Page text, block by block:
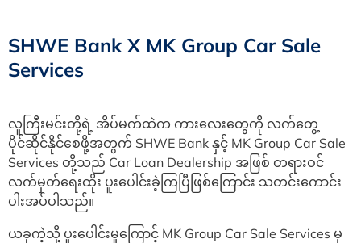
SHWE Bank X MK Group Car Sale
Services
လူကြီးမင်းတို့ရဲ့ အိပ်မက်ထဲက ကားလေးတွေကို လက်တွေ့
ပိုင်ဆိုင်နိုင်စေဖို့အတွက် SHWE Bank နှင့် MK Group Car Sale
Services တို့သည် Car Loan Dealership အဖြစ် တရားဝင်
လက်မှတ်ရေးထိုး ပူးပေါင်းခဲ့ကြပြီဖြစ်ကြောင်း သတင်းကောင်း
ပါးအပ်ပါသည်။
ယခုကဲ့သို့ ပူးပေါင်းမှုကြောင့် MK Group Car Sale Services မှ